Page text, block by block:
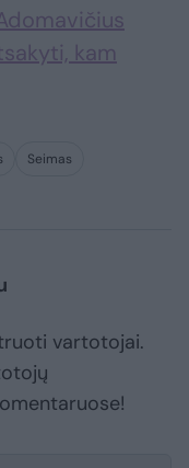
kam
Seimas
vartotojai.